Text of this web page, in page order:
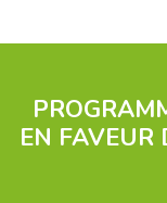
EN FAVEUR